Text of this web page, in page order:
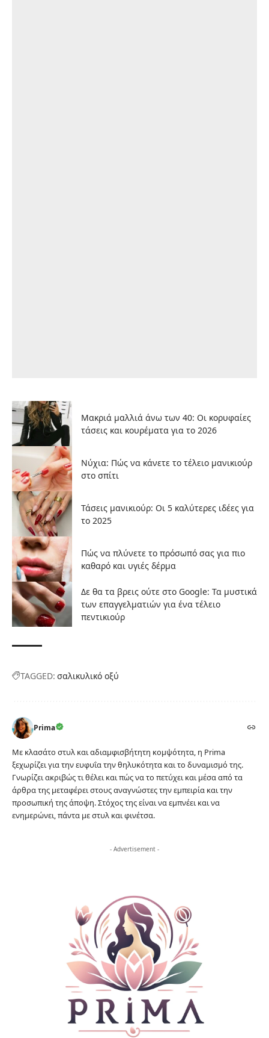
Μακριά μαλλιά άνω των 40: Οι κορυφαίες
τάσεις και κουρέματα για το 2026
Νύχια: Πώς να κάνετε το τέλειο μανικιούρ
στο σπίτι
Τάσεις μανικιούρ: Οι 5 καλύτερες ιδέες για
το 2025
Πώς να πλύνετε το πρόσωπό σας για πιο
καθαρό και υγιές δέρμα
Δε θα τα βρεις ούτε στο Google: Τα μυστικά
των επαγγελματιών για ένα τέλειο
πεντικιούρ
TAGGED: σαλικυλικό οξύ
Prima
Με κλασάτο στυλ και αδιαμφισβήτητη κομψότητα, η Prima
ξεχωρίζει για την ευφυΐα την θηλυκότητα και το δυναμισμό της.
Γνωρίζει ακριβώς τι θέλει και πώς να το πετύχει και μέσα από τα
άρθρα της μεταφέρει στους αναγνώστες την εμπειρία και την
προσωπική της άποψη. Στόχος της είναι να εμπνέει και να
ενημερώνει, πάντα με στυλ και φινέτσα.
- Advertisement -